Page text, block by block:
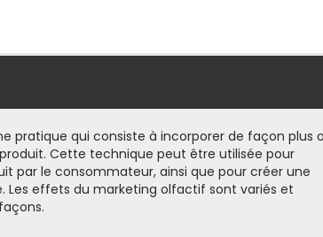
pratique qui consiste à incorporer de façon plus
Cette technique peut être utilisée pour
par le consommateur, ainsi que pour créer une
Les effets du marketing olfactif sont variés et